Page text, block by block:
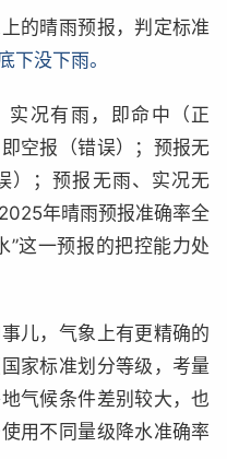
的晴雨预报，判定标准
没下雨。
况有雨，即命中（正
空报（错误）；预报无
）；预报无雨、实况无
年晴雨预报准确率全
”这一预报的把控能力处
儿，气象上有更精确的
家标准划分等级，考量
气候条件差别较大，也
用不同量级降水准确率